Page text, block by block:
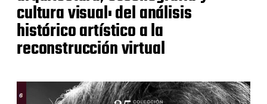
cultura visual: del análisis
histórico artístico a la
reconstrucción virtual